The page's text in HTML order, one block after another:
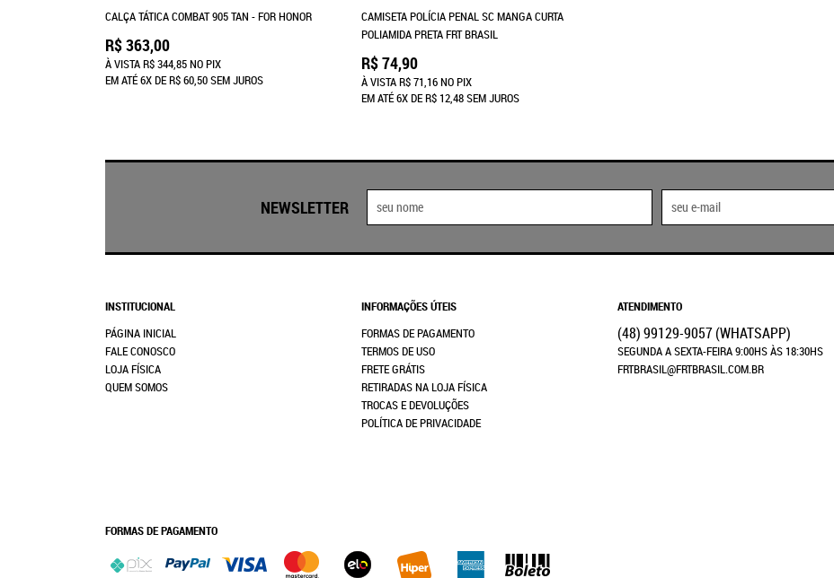
CALÇA TÁTICA COMBAT 905 TAN - FOR HONOR
R$ 363,00
À VISTAR$ 344,85NO PIX
EM ATÉ6XDER$ 60,50SEM JUROS
CAMISETA POLÍCIA PENAL SC MANGA CURTA
POLIAMIDA PRETA FRT BRASIL
R$ 74,90
À VISTAR$ 71,16NO PIX
EM ATÉ6XDER$ 12,48SEM JUROS
NEWSLETTER
INSTITUCIONAL
PÁGINA INICIAL
FALE CONOSCO
LOJA FÍSICA
QUEM SOMOS
INFORMAÇÕES ÚTEIS
FORMAS DE PAGAMENTO
TERMOS DE USO
FRETE GRÁTIS
RETIRADAS NA LOJA FÍSICA
TROCAS E DEVOLUÇÕES
POLÍTICA DE PRIVACIDADE
ATENDIMENTO
(48)99129-9057(WHATSAPP)
SEGUNDA A SEXTA-FEIRA 9:00HS ÀS 18:30HS
FRTBRASIL@FRTBRASIL.COM.BR
FORMAS DE PAGAMENTO